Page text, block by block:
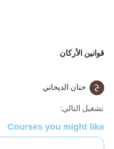
قوانين الأركان
العلم والطبيعة
حنان الديحاني
تشغيل التالي:
Courses you might like